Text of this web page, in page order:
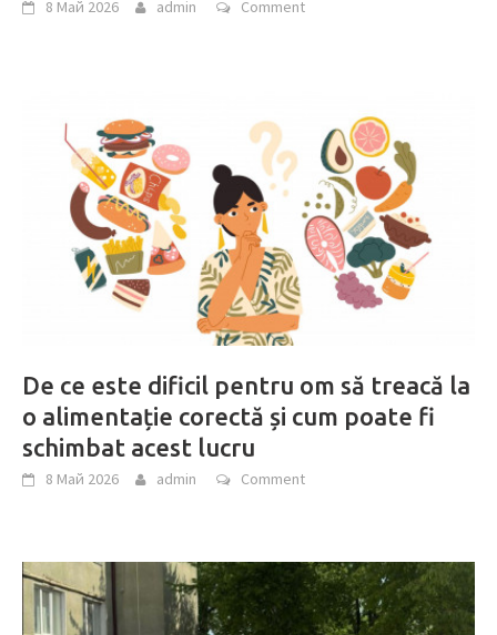
8 Май 2026 admin Comment
De ce este dificil pentru om să treacă la
o alimentație corectă și cum poate fi
schimbat acest lucru
8 Май 2026 admin Comment